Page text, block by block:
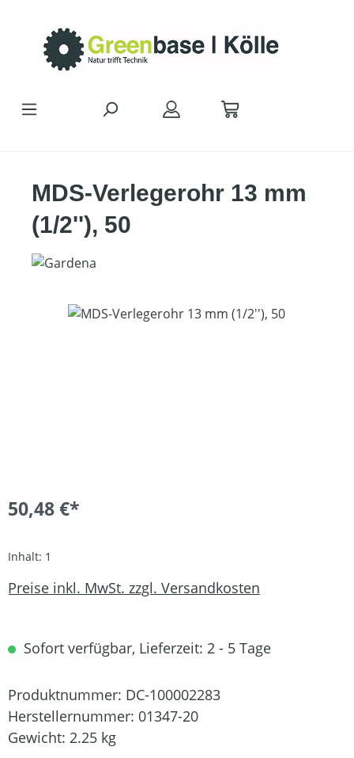
MDS-Verlegerohr 13 mm
(1/2''), 50
Bildergalerie überspringen
50,48 €*
Inhalt: 1
Preise inkl. MwSt. zzgl. Versandkosten
Sofort verfügbar, Lieferzeit: 2 - 5 Tage
Produktnummer: DC-100002283
Herstellernummer: 01347-20
Gewicht: 2.25 kg